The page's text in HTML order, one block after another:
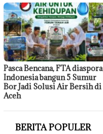
Pasca Bencana, FTA diaspora
Indonesia bangun 5 Sumur
Bor Jadi Solusi Air Bersih di
Aceh
BERITA POPULER